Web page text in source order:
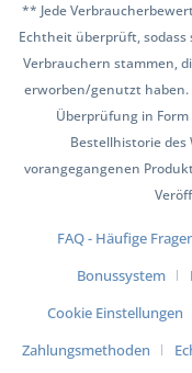
** Jede
Echtheit überprüft,
Verbrauchern stammen,
erworben/genutzt
Überprüfung in
Bestellhistorie
vorangegangenen
FAQ - Häufige
Bonussystem
Cookie Einstellungen
Zahlungsmethoden